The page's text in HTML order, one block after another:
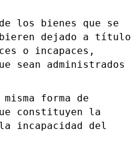
los bienes que se
dejado a título
o incapaces,
sean administrados
forma de
constituyen la
incapacidad del